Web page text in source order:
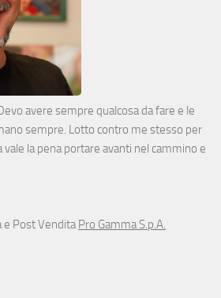
avere sempre qualcosa da fare e le
sempre. Lotto contro me stesso per
vale la pena portare avanti nel cammino e
e Post VenditaPro Gamma S.p.A.